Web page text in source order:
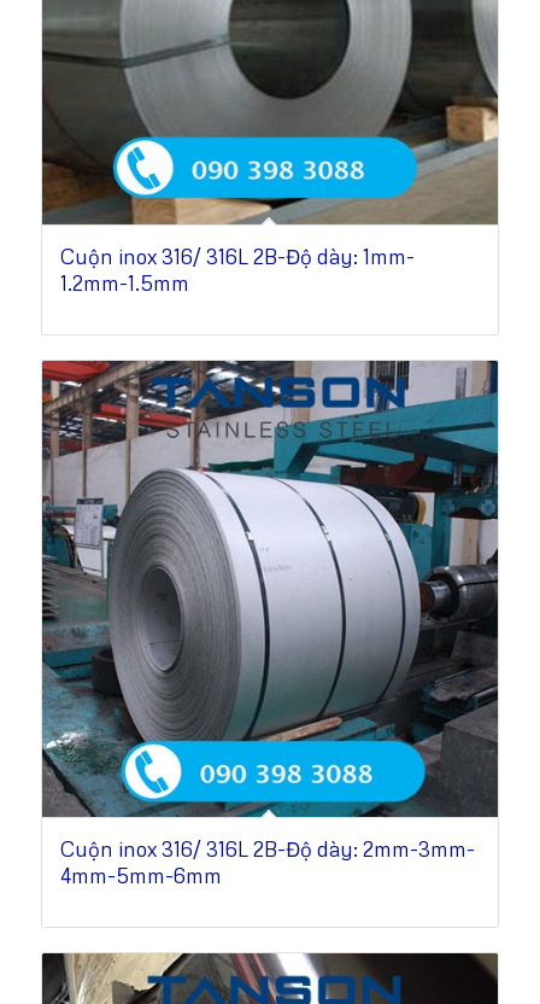
Cuộn inox 316/ 316L 2B-Độ dày: 1mm-
1.2mm-1.5mm
Cuộn inox 316/ 316L 2B-Độ dày: 2mm-3mm-
4mm-5mm-6mm